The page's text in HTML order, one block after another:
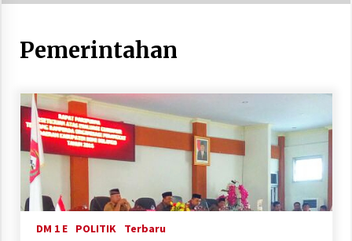
Pemerintahan
DM 1 E POLITIK Terbaru